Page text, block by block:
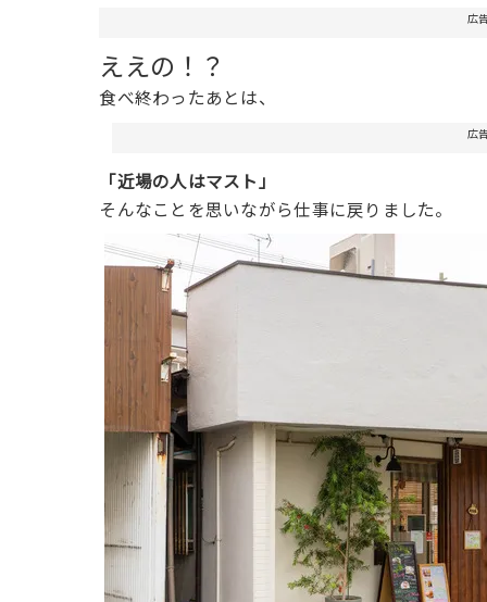
広
ええの！？
食べ終わったあとは、
広
「近場の人はマスト」
そんなことを思いながら仕事に戻りました。